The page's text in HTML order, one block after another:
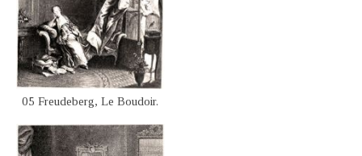
05 Freudeberg, Le Boudoir.